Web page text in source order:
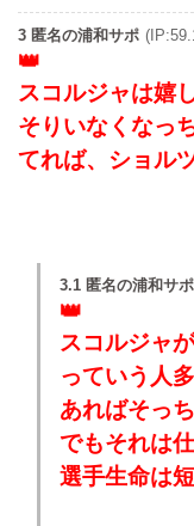
3 匿名の浦和サポ
スコルジャは嬉
そりいなくなっ
てれば、ショル
3.1 匿名の浦和サポ
スコルジャ
っていう人
あればそっ
でもそれは
選手生命は